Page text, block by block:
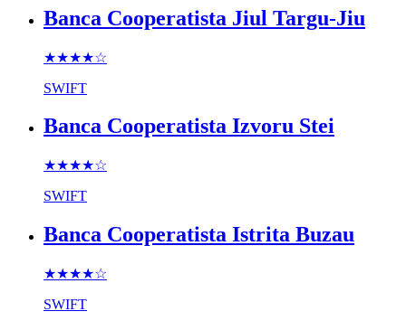
Banca Cooperatista Jiul Targu-Jiu
★★★★☆
SWIFT
Banca Cooperatista Izvoru Stei
★★★★☆
SWIFT
Banca Cooperatista Istrita Buzau
★★★★☆
SWIFT